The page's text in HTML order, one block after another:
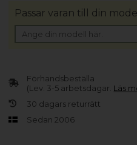
Förhandsbeställa
(Lev. 3-5 arbetsdagar. Läs
30 dagars returrätt
Sedan 2006
Passar varan till din